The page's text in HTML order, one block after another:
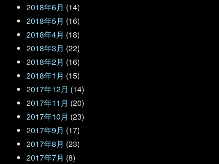
2018年6月 (14)
2018年5月 (16)
2018年4月 (18)
2018年3月 (22)
2018年2月 (16)
2018年1月 (15)
2017年12月 (14)
2017年11月 (20)
2017年10月 (23)
2017年9月 (17)
2017年8月 (23)
2017年7月 (8)